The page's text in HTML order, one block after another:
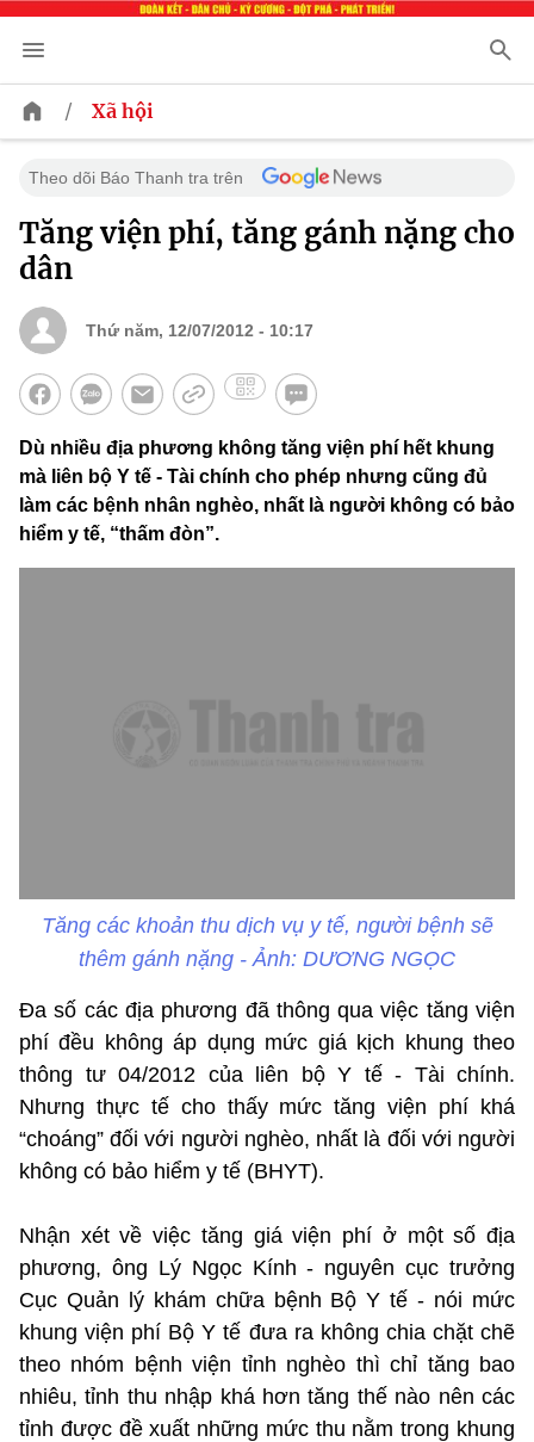
/ Xã hội
Theo dõi Báo Thanh tra trên
Tăng viện phí, tăng gánh nặng cho
dân
Thứ năm, 12/07/2012 - 10:17
Dù nhiều địa phương không tăng viện phí hết khung
mà liên bộ Y tế - Tài chính cho phép nhưng cũng đủ
làm các bệnh nhân nghèo, nhất là người không có bảo
hiểm y tế, “thấm đòn”.
Tăng các khoản thu dịch vụ y tế, người bệnh sẽ
thêm gánh nặng - Ảnh: DƯƠNG NGỌC
Đa số các địa phương đã thông qua việc tăng viện
phí đều không áp dụng mức giá kịch khung theo
thông tư 04/2012 của liên bộ Y tế - Tài chính.
Nhưng thực tế cho thấy mức tăng viện phí khá
“choáng” đối với người nghèo, nhất là đối với người
không có bảo hiểm y tế (BHYT).
Nhận xét về việc tăng giá viện phí ở một số địa
phương, ông Lý Ngọc Kính - nguyên cục trưởng
Cục Quản lý khám chữa bệnh Bộ Y tế - nói mức
khung viện phí Bộ Y tế đưa ra không chia chặt chẽ
theo nhóm bệnh viện tỉnh nghèo thì chỉ tăng bao
nhiêu, tỉnh thu nhập khá hơn tăng thế nào nên các
tỉnh được đề xuất những mức thu nằm trong khung